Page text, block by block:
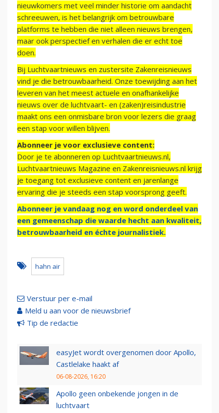
nieuwkomers met veel minder historie om aandacht
schreeuwen, is het belangrijk om betrouwbare
platforms te hebben die niet alleen nieuws brengen,
maar ook perspectief en verhalen die er echt toe
doen.
Bij Luchtvaartnieuws en zustersite Zakenreisnieuws
vind je die betrouwbaarheid. Onze toewijding aan het
leveren van het meest actuele en onafhankelijke
nieuws over de luchtvaart- en (zaken)reisindustrie
maakt ons een onmisbare bron voor lezers die graag
een stap voor willen blijven.
Abonneer je voor exclusieve content:
Door je te abonneren op Luchtvaartnieuws.nl,
Luchtvaartnieuws Magazine en Zakenreisnieuws.nl krijg
je toegang tot exclusieve content en jarenlange
ervaring die je steeds een stap voorsprong geeft.
Abonneer je vandaag nog en word onderdeel van
een gemeenschap die waarde hecht aan kwaliteit,
betrouwbaarheid en échte journalistiek.
hahn air
Verstuur per e-mail
Meld u aan voor de nieuwsbrief
Tip de redactie
easyJet wordt overgenomen door Apollo,
Castlelake haakt af
06-08-2026, 16:20
Apollo geen onbekende jongen in de
luchtvaart